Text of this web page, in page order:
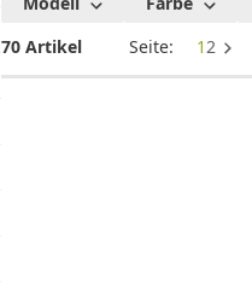
Goobay
Produkte:
70 Artikel
Seite: 12